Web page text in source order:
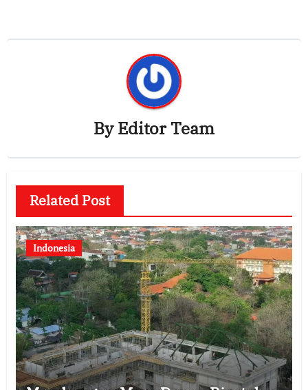
ByEditor Team
Related Post
Indonesia